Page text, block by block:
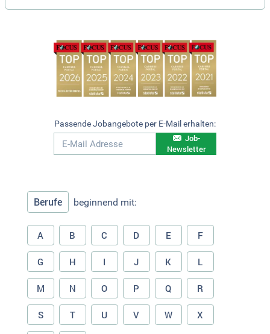
Passende Jobangebote per E-Mail erhalten:
Job-
Newsletter
Berufe beginnend mit:
A B C D E F
G H I J K L
M N O P Q R
S T U V W X